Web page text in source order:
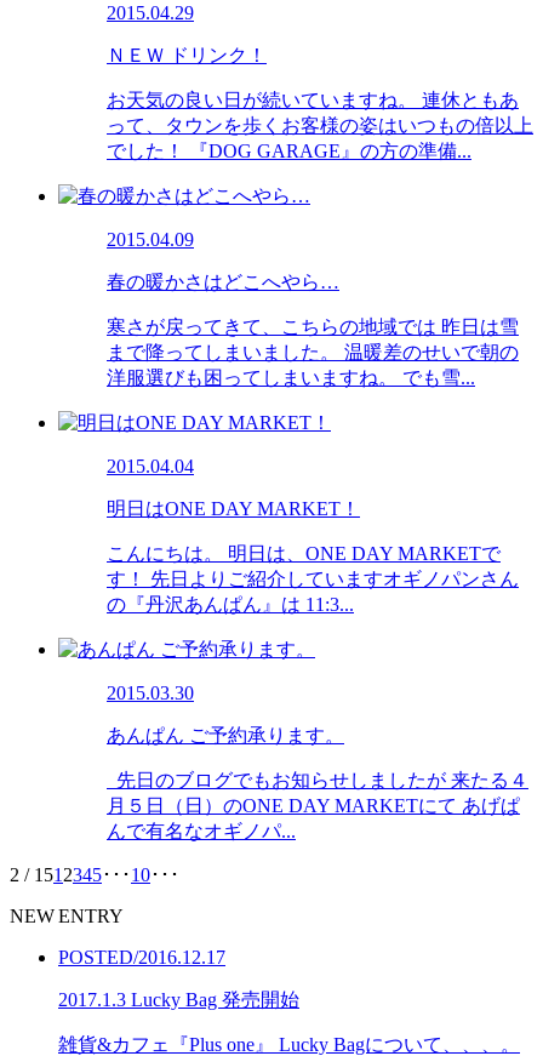
2015.04.29
ＮＥＷ ドリンク！
お天気の良い日が続いていますね。 連休ともあ
って、タウンを歩くお客様の姿はいつもの倍以上
でした！ 『DOG GARAGE』の方の準備...
2015.04.09
春の暖かさはどこへやら…
寒さが戻ってきて、こちらの地域では 昨日は雪
まで降ってしまいました。 温暖差のせいで朝の
洋服選びも困ってしまいますね。 でも雪...
2015.04.04
明日はONE DAY MARKET！
こんにちは。 明日は、ONE DAY MARKETで
す！ 先日よりご紹介していますオギノパンさん
の『丹沢あんぱん』は 11:3...
2015.03.30
あんぱん ご予約承ります。
先日のブログでもお知らせしましたが 来たる４
月５日（日）のONE DAY MARKETにて あげぱ
んで有名なオギノパ...
2 / 151 2345･･･ 10･･･
NEW ENTRY
POSTED/2016.12.17
2017.1.3 Lucky Bag 発売開始
雑貨&カフェ『Plus one』 Lucky Bagについて、、、。